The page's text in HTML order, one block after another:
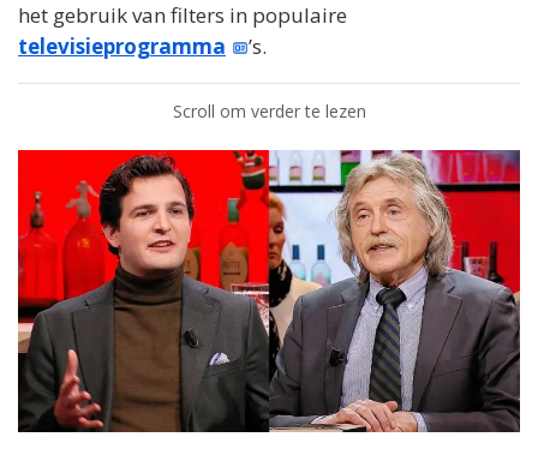
het gebruik van filters in populaire
televisieprogramma
’s.
Scroll om verder te lezen